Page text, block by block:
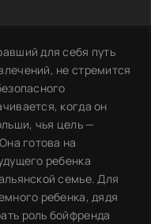
для себя путь
не стремится
когда он
чья цель —
готова на
ребенка
семье. Для
ребенка, дядя
роль бойфренда